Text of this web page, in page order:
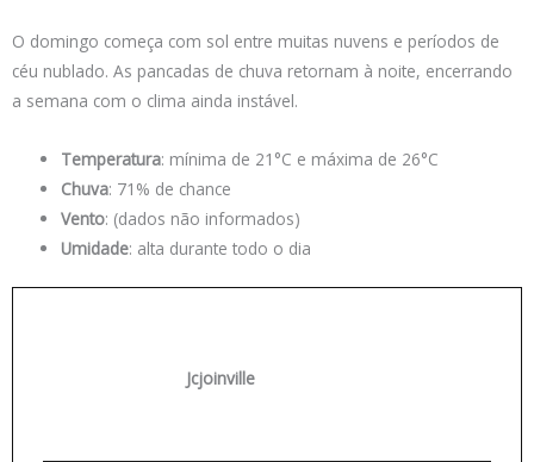
O domingo começa com sol entre muitas nuvens e períodos de
céu nublado. As pancadas de chuva retornam à noite, encerrando
a semana com o clima ainda instável.
Temperatura: mínima de 21°C e máxima de 26°C
Chuva: 71% de chance
Vento: (dados não informados)
Umidade: alta durante todo o dia
Jcjoinville